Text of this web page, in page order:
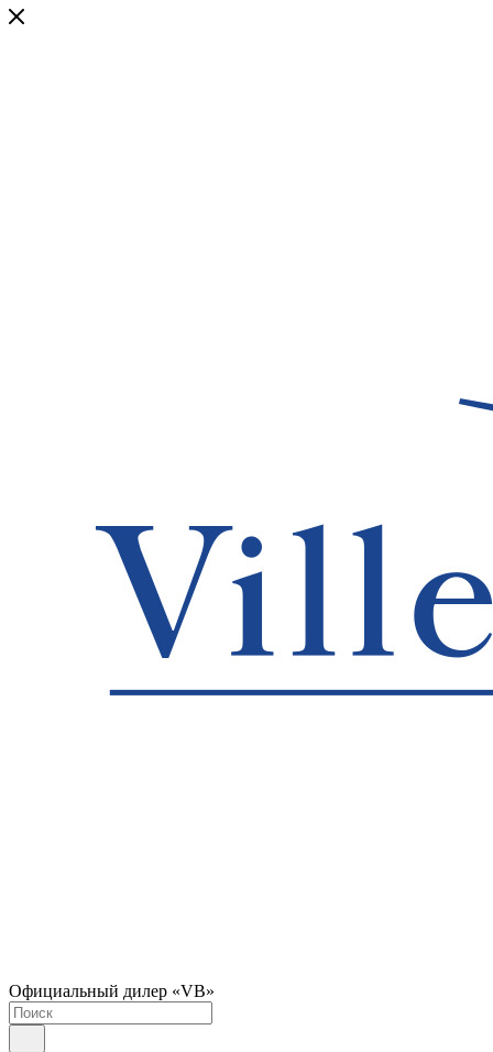
Официальный дилер «VB»